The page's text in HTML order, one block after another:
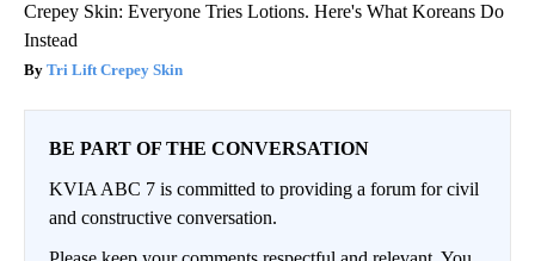
Crepey Skin: Everyone Tries Lotions. Here's What Koreans Do
Instead
Tri Lift Crepey Skin
BE PART OF THE CONVERSATION
KVIA ABC 7 is committed to providing a forum for civil
and constructive conversation.